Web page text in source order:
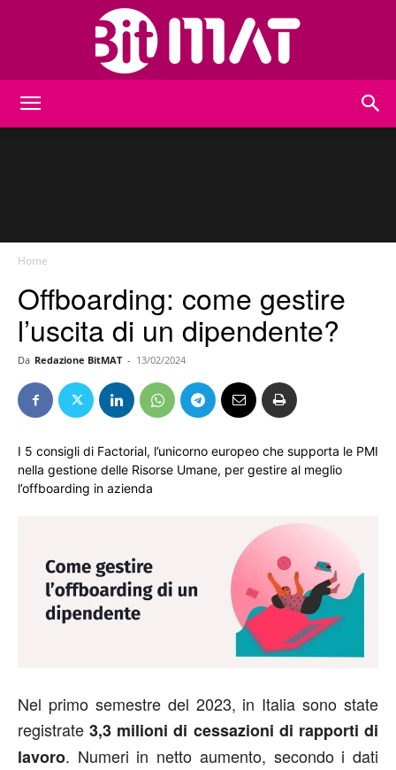
Home
Offboarding: come gestire
l’uscita di un dipendente?
Da Redazione BitMAT - 13/02/2024
I 5 consigli di Factorial, l’unicorno europeo che supporta le PMI
nella gestione delle Risorse Umane, per gestire al meglio
l’offboarding in azienda
Nel primo semestre del 2023, in Italia sono state
registrate3,3 milioni di cessazioni di rapporti di
lavoro. Numeri in netto aumento, secondo i dati